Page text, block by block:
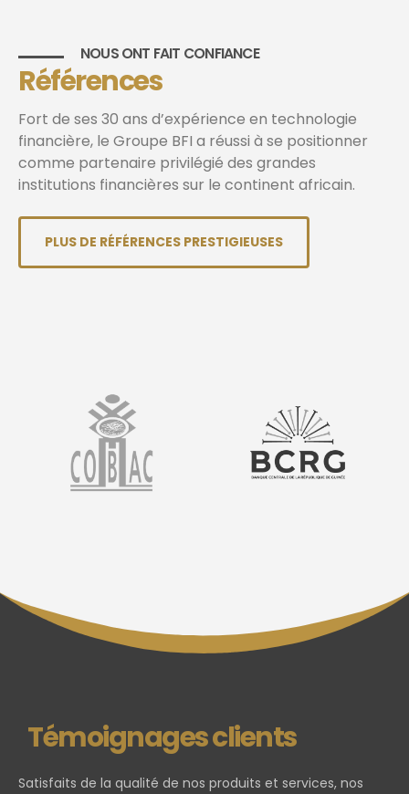
NOUS ONT FAIT CONFIANCE
Références
Fort de ses 30 ans d’expérience en technologie
financière, le Groupe BFI a réussi à se positionner
comme partenaire privilégié des grandes
institutions financières sur le continent africain.
PLUS DE RÉFÉRENCES PRESTIGIEUSES
Témoignages clients
Satisfaits de la qualité de nos produits et services, nos